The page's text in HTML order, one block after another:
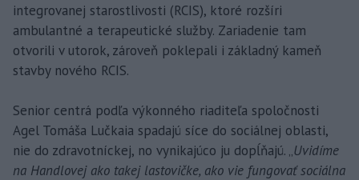
integrovanej starostlivosti (RCIS), ktoré rozšíri
ambulantné a terapeutické služby. Zariadenie tam
otvorili v utorok, zároveň poklepali i základný kameň
stavby nového RCIS.
Senior centrá podľa výkonného riaditeľa spoločnosti
Agel Tomáša Lučkaia spadajú síce do sociálnej oblasti,
nie do zdravotníckej, no vynikajúco ju dopĺňajú. „Uvidíme
na Handlovej ako takej lastovičke, ako vie fungovať sociálna